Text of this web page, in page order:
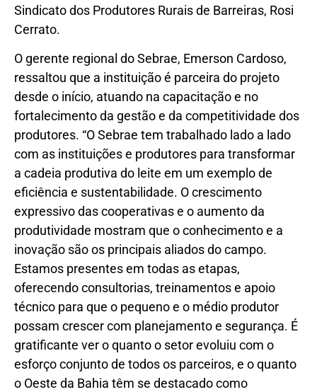
Sindicato dos Produtores Rurais de Barreiras, Rosi
Cerrato.
O gerente regional do Sebrae, Emerson Cardoso,
ressaltou que a instituição é parceira do projeto
desde o início, atuando na capacitação e no
fortalecimento da gestão e da competitividade dos
produtores. “O Sebrae tem trabalhado lado a lado
com as instituições e produtores para transformar
a cadeia produtiva do leite em um exemplo de
eficiência e sustentabilidade. O crescimento
expressivo das cooperativas e o aumento da
produtividade mostram que o conhecimento e a
inovação são os principais aliados do campo.
Estamos presentes em todas as etapas,
oferecendo consultorias, treinamentos e apoio
técnico para que o pequeno e o médio produtor
possam crescer com planejamento e segurança. É
gratificante ver o quanto o setor evoluiu com o
esforço conjunto de todos os parceiros, e o quanto
o Oeste da Bahia têm se destacado como